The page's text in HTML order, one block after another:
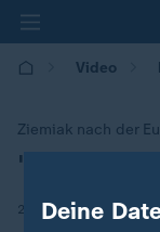
Video
Ziemiak nach der
:"Die Groko
26.05.2019 | 18:25
Deine